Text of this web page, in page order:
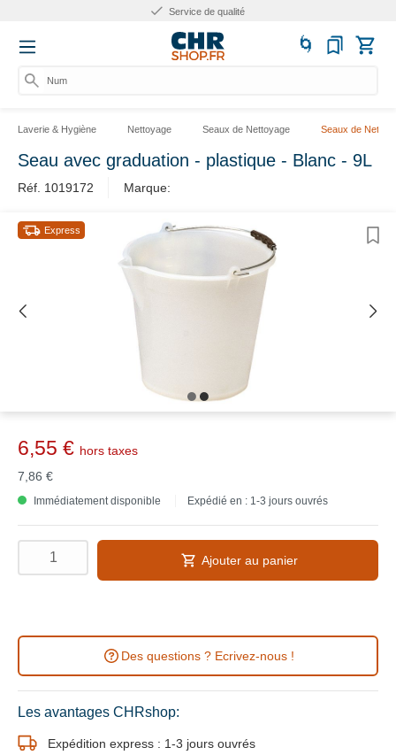
Service de qualité
Numér
Laverie & Hygiène Nettoyage Seaux de Nettoyage Seaux de
Seau avec graduation - plastique - Blanc - 9L
Réf. 1019172 Marque:
Express
6,55 € hors taxes
7,86 €
Immédiatement disponible Expédié en : 1-3 jours ouvrés
Ajouter au panier
Des questions ? Ecrivez-nous !
Les avantages CHRshop:
Expédition express : 1-3 jours ouvrés